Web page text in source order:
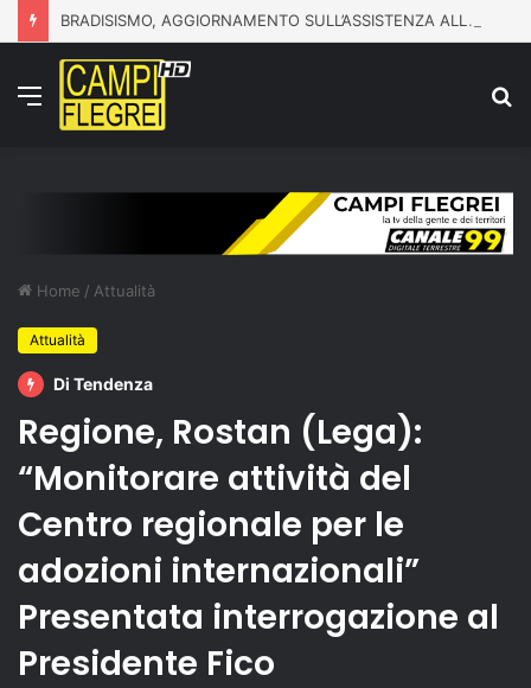
BRADISISMO, AGGIORNAMENTO SULL’ASSISTENZA ALLA POPOLAZIONE
Menu
Home / Attualità
Attualità
Di Tendenza
Regione, Rostan (Lega):
“Monitorare attività del
Centro regionale per le
adozioni internazionali”
Presentata interrogazione al
Presidente Fico